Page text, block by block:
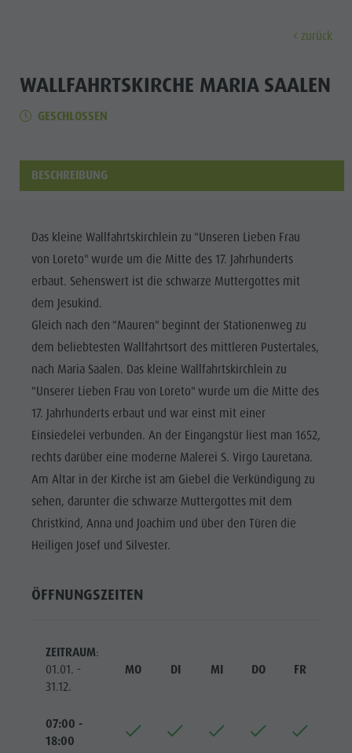
MUSEEN
SEHENSWÜRDIGKEITEN
ORTE &
UMGEBUNG
TRADITION &
HANDWERK
HIGHLIGHT
EVENTS
Wellness
Familie &
Kinder
Info A-Z
Museen
Orte & Umgebung
Alle Events
Wellness
Familie & Kinder
Info A-Z
Wochenprogramm
Themenwege
Klettern
Paragleiten
Ballonfahren
Rafting & Canyoning
Reiten
Tennis
Schwimmen
Tourenübersicht
Urlaub buchen
Mobilität vor Ort
Webcams
Wetter
Kontakt
Newsletter
Katalogservice
Ortstaxe
Urlaub mit Hund
Pilze sammeln
Kronplatz Doctor Service
FAQ
Bruneck Stadt
Stadtführungen
Must-sees
Trainingslager
zurück
WALLFAHRTSKIRCHE MARIA SAALEN
GESCHLOSSEN
BESCHREIBUNG
Das kleine Wallfahrtskirchlein zu "Unseren Lieben Frau
von Loreto" wurde um die Mitte des 17. Jahrhunderts
erbaut. Sehenswert ist die schwarze Muttergottes mit
dem Jesukind.
Gleich nach den "Mauren" beginnt der Stationenweg zu
dem beliebtesten Wallfahrtsort des mittleren Pustertales,
nach Maria Saalen. Das kleine Wallfahrtskirchlein zu
"Unserer Lieben Frau von Loreto" wurde um die Mitte des
17. Jahrhunderts erbaut und war einst mit einer
Einsiedelei verbunden. An der Eingangstür liest man 1652,
rechts darüber eine moderne Malerei S. Virgo Lauretana.
Am Altar in der Kirche ist am Giebel die Verkündigung zu
sehen, darunter die schwarze Muttergottes mit dem
Christkind, Anna und Joachim und über den Türen die
Heiligen Josef und Silvester.
ÖFFNUNGSZEITEN
ZEITRAUM:
01.01. -
31.12.
MO DI MI DO FR
07:00 -
18:00